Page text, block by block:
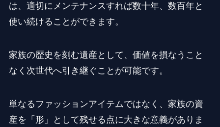
は、適切にメンテナンスすれば数十年、数百年と
使い続けることができます。
家族の歴史を刻む遺産として、価値を損なうこと
なく次世代へ引き継ぐことが可能です。
単なるファッションアイテムではなく、家族の資
産を「形」として残せる点に大きな意義がありま